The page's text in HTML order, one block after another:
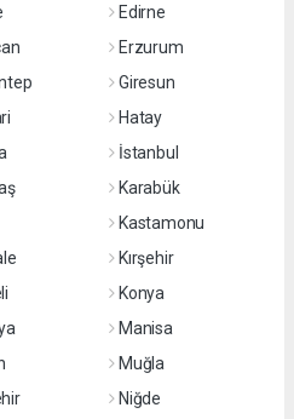
Edirne
Erzurum
Giresun
Hatay
İstanbul
Karabük
Kastamonu
Kırşehir
Konya
Manisa
Muğla
Niğde